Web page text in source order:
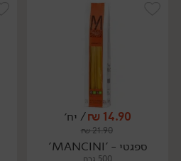
יח׳
14.90
₪/ יח׳
21.90
₪
ספגטי - 'MANCINI'